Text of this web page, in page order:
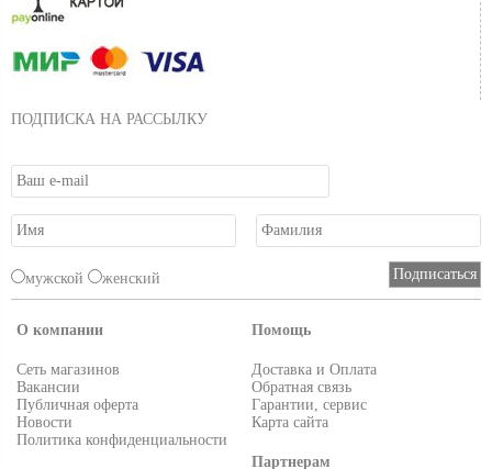
ПОДПИСКА НА РАССЫЛКУ
мужской женский
О компании
Сеть магазинов
Вакансии
Публичная оферта
Новости
Политика конфиденциальности
Помощь
Доставка и Оплата
Обратная связь
Гарантии, сервис
Карта сайта
Партнерам